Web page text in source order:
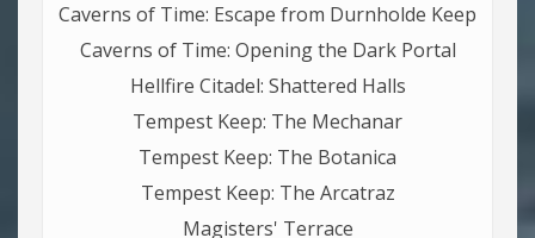
Caverns of Time: Escape from Durnholde Keep
Caverns of Time: Opening the Dark Portal
Hellfire Citadel: Shattered Halls
Tempest Keep: The Mechanar
Tempest Keep: The Botanica
Tempest Keep: The Arcatraz
Magisters' Terrace